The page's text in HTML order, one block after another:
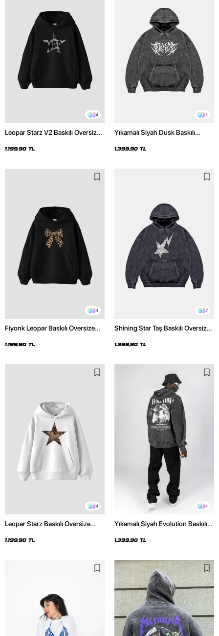
4
Leopar Starz V2 Baskılı Oversize
1.199,90 TL
3
Yıkamalı Siyah Dusk Baskılı
1.399,90 TL
4
Fiyonk Leopar Baskılı Oversize
1.199,90 TL
7
Shining Star Taş Baskılı Oversize
Hoodie
1.399,90 TL
4
Leopar Starz Baskılı Oversize
1.199,90 TL
4
Yıkamalı Siyah Evolution Baskılı
Hoodie
1.399,90 TL